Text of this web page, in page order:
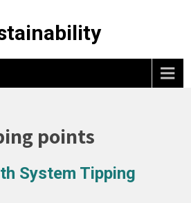
points
System Tipping